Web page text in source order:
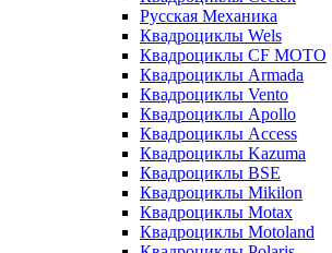
Русская Механика
Квадроциклы Wels
Квадроциклы CF MOTO
Квадроциклы Armada
Квадроциклы Vento
Квадроциклы Apollo
Квадроциклы Access
Квадроциклы Kazuma
Квадроциклы BSE
Квадроциклы Mikilon
Квадроциклы Motax
Квадроциклы Motoland